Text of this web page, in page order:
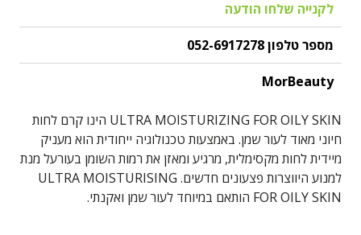
לקנייה שלחו הודעה
מספר טלפון 052-6917278
MorBeauty
ULTRA MOISTURIZING FOR OILY SKIN הינו קרם לחות
חיוני מאוד לעור שמן. באמצעות טכנולוגיה ייחודית הוא מעניק
מיידית לחות מקסימלית, מרגיע ומאזן את רמות השומן בעורעל מנת
למנוע היווצרות פצעונים חדשים. ULTRA MOISTURISING
FOR OILY SKIN הותאם במיוחד לעור שמן ואקנתי.